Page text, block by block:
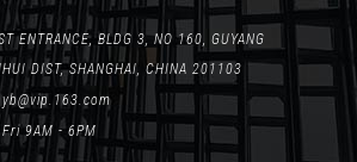
ENTRANCE, BLDG 3, NO 160, GUYANG
DIST, SHANGHAI, CHINA 201103
9AM - 6PM